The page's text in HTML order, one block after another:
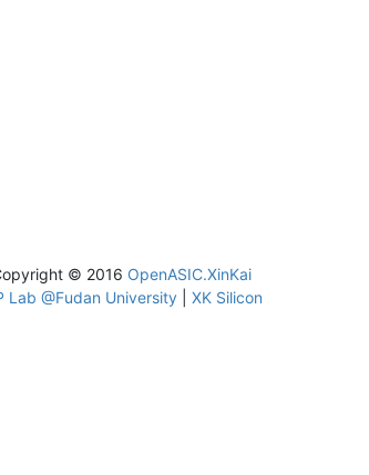
© 2016 OpenASIC.XinKai
Lab @Fudan University| XK Silicon